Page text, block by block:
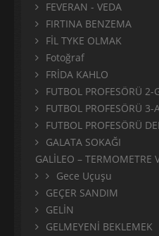
FEVERAN - VEDA
FIRTINA BENZEMA
FİL TYKE OLMAK
Fotoğraf
FRİDA KAHLO
FUTBOL PROFESÖRÜ
FUTBOL PROFESÖRÜ 3-
FUTBOL PROFESÖRÜ
GALATA SOKAĞI
GALİLEO –
Gece Uçuşu
GEÇER SANDIM
GELİN
GELMEYENİ BEKLEMEK